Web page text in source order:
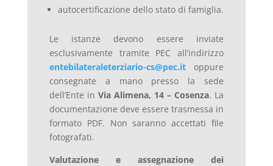
autocertificazione dello stato di famiglia.
Le istanze devono essere inviate
esclusivamente tramite PEC all’indirizzo
entebilateraleterziario-cs@pec.itoppure
consegnate a mano presso la sede
dell’Ente in Via Alimena, 14 – Cosenza. La
documentazione deve essere trasmessa in
formato PDF. Non saranno accettati file
fotografati.
Valutazione e assegnazione dei